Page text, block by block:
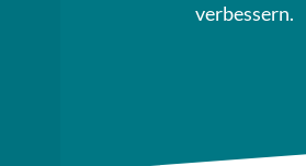
verbessern.